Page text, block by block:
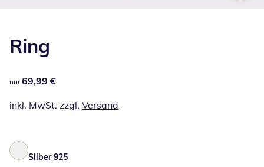
Ring
69,99 €
nur 69,99 €
inkl. MwSt. zzgl. Versand
Silber 925